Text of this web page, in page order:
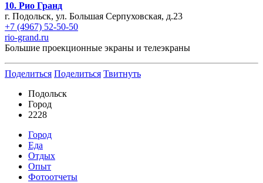
10. Рио Гранд
г. Подольск, ул. Большая Серпуховская, д.23
+7 (4967) 52-50-50
rio-grand.ru
Большие проекционные экраны и телеэкраны
Поделиться Поделиться Твитнуть
Подольск
Город
2228
Город
Еда
Отдых
Опыт
Фотоотчеты